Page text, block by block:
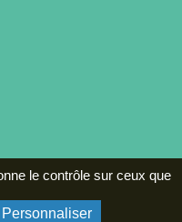
le contrôle sur ceux que
Personnaliser